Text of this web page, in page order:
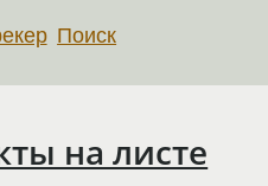
Поиск
на листе